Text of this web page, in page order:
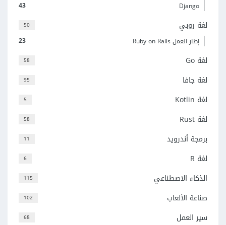
43
Django
50 لغة روبي
23 إطار العمل Ruby on Rails
58 لغة Go
95 لغة جافا
5 لغة Kotlin
58 لغة Rust
11 برمجة أندرويد
6 لغة R
115 الذكاء الاصطناعي
102 صناعة الألعاب
68 سير العمل